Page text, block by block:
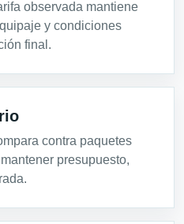
observada mantiene
y condiciones
final.
contra paquetes
presupuesto,